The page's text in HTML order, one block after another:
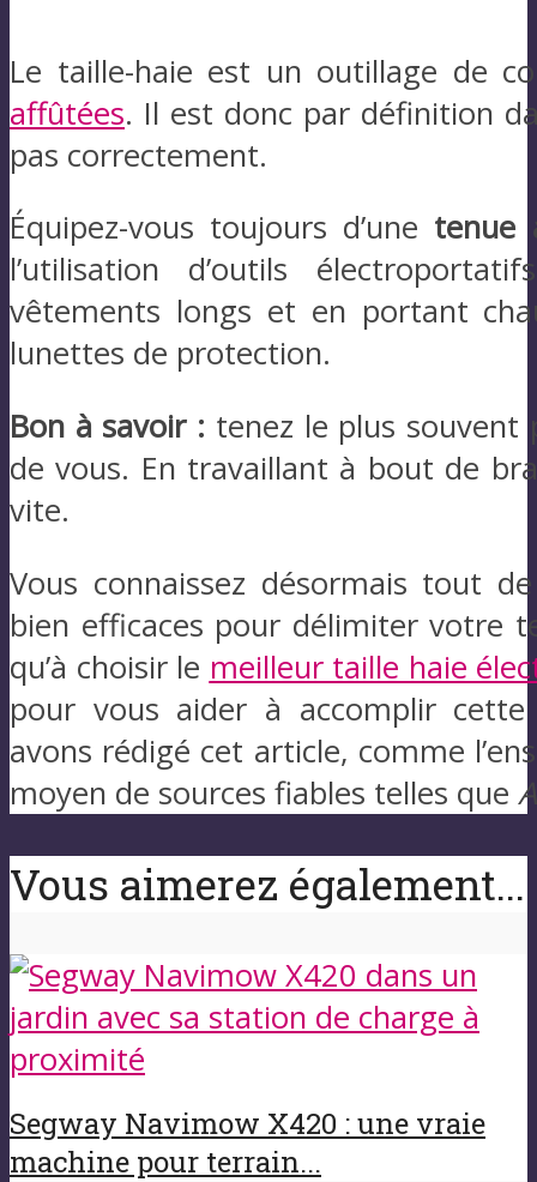
Le taille-haie est un outillage de
affûtées. Il est donc par définition
pas correctement.
Équipez-vous toujours d’une tenue
l’utilisation d’outils
vêtements longs et en portant
lunettes de protection.
Bon à savoir : tenez le plus souvent
de vous. En travaillant à bout de
vite.
Vous connaissez désormais tout
bien efficaces pour délimiter votre
qu’à choisir le meilleur taille haie
pour vous aider à accomplir
avons rédigé cet article, comme
moyen de sources fiables telles que
Vous aimerez également...
Segway Navimow X420 : une vraie
machine pour terrain...